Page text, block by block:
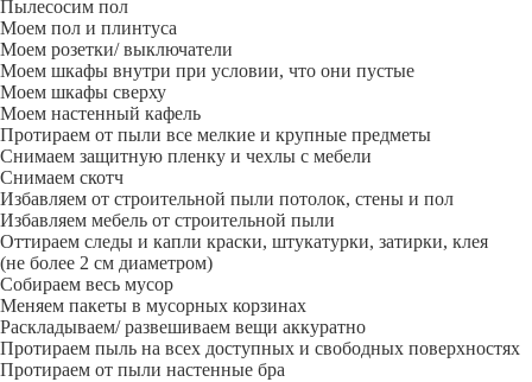
Пылесосим пол
Моем пол и плинтуса
Моем розетки/ выключатели
Моем шкафы внутри при условии, что они пустые
Моем шкафы сверху
Моем настенный кафель
Протираем от пыли все мелкие и крупные предметы
Снимаем защитную пленку и чехлы с мебели
Снимаем скотч
Избавляем от строительной пыли потолок, стены и пол
Избавляем мебель от строительной пыли
Оттираем следы и капли краски, штукатурки, затирки, клея
(не более 2 см диаметром)
Собираем весь мусор
Меняем пакеты в мусорных корзинах
Раскладываем/ развешиваем вещи аккуратно
Протираем пыль на всех доступных и свободных поверхностях
Протираем от пыли настенные бра